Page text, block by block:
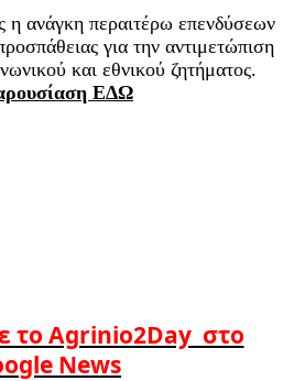
η ανάγκη περαιτέρω επενδύσεων
για την αντιμετώπιση
και εθνικού ζητήματος.
ΕΔΩ
το Agrinio2Day στο
News